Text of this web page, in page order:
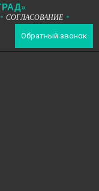
* СОГЛАСОВАНИЕ *
Обратный звонок